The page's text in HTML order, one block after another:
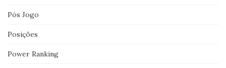
Pós Jogo
Posições
Power Ranking